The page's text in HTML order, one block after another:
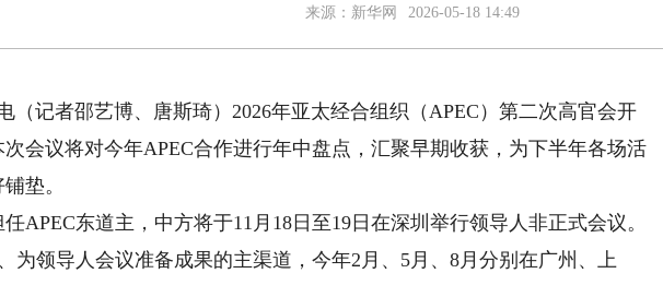
来源： 新华网 2026-05-18 14:49
记者邵艺博、唐斯琦）2026年亚太经合组织（APEC）第二次高官会开
会议将对今年APEC合作进行年中盘点，汇聚早期收获，为下半年各场活
垫。
东道主，中方将于11月18日至19日在深圳举行领导人非正式会议。
为领导人会议准备成果的主渠道，今年2月、5月、8月分别在广州、上